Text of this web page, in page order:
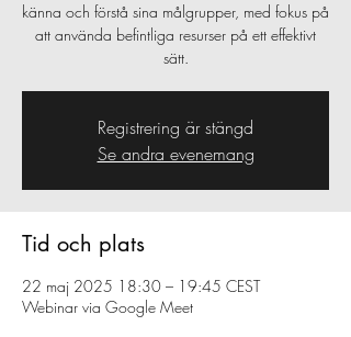
känna och förstå sina målgrupper, med fokus på
att använda befintliga resurser på ett effektivt
sätt.
Registrering är stängd
Se andra evenemang
Tid och plats
22 maj 2025 18:30 – 19:45 CEST
Webinar via Google Meet